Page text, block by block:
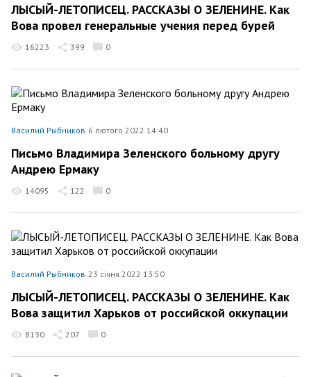
ЛЫСЫЙ-ЛЕТОПИСЕЦ. РАССКАЗЫ О ЗЕЛЕНИНЕ. Как
Вова провел генеральные учения перед бурей
16223 399 0
Василий Рыбников 6 лютого 2022 14:40
Письмо Владимира Зеленского больному другу
Андрею Ермаку
14095 122 0
Василий Рыбников 23 січня 2022 13:50
ЛЫСЫЙ-ЛЕТОПИСЕЦ. РАССКАЗЫ О ЗЕЛЕНИНЕ. Как
Вова защитил Харьков от российской оккупации
8130 207 0